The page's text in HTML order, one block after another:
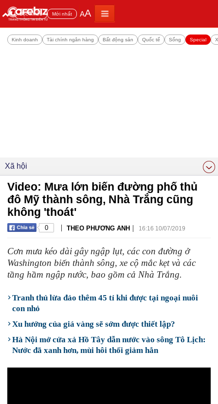
Đọc nhiều Mới nhất AA
Kinh doanh Tài chính ngân hàng Bất động sản Quốc tế Sống Special
Xã hội
Video: Mưa lớn biến đường phố thủ
đô Mỹ thành sông, Nhà Trắng cũng
không 'thoát'
0 | THEO PHƯƠNG ANH | 16:16 10/07/2019
Cơn mưa kéo dài gây ngập lụt, các con đường ở
Washington biến thành sông, xe cộ mắc kẹt và các
tầng hầm ngập nước, bao gồm cả Nhà Trắng.
Tranh thủ lừa đảo thêm 45 tỉ khi được tại ngoại nuôi
con nhỏ
Xu hướng của giá vàng sẽ sớm được thiết lập?
Hà Nội mở cửa xả Hồ Tây dẫn nước vào sông Tô Lịch:
Nước đã xanh hơn, mùi hôi thối giảm hẳn